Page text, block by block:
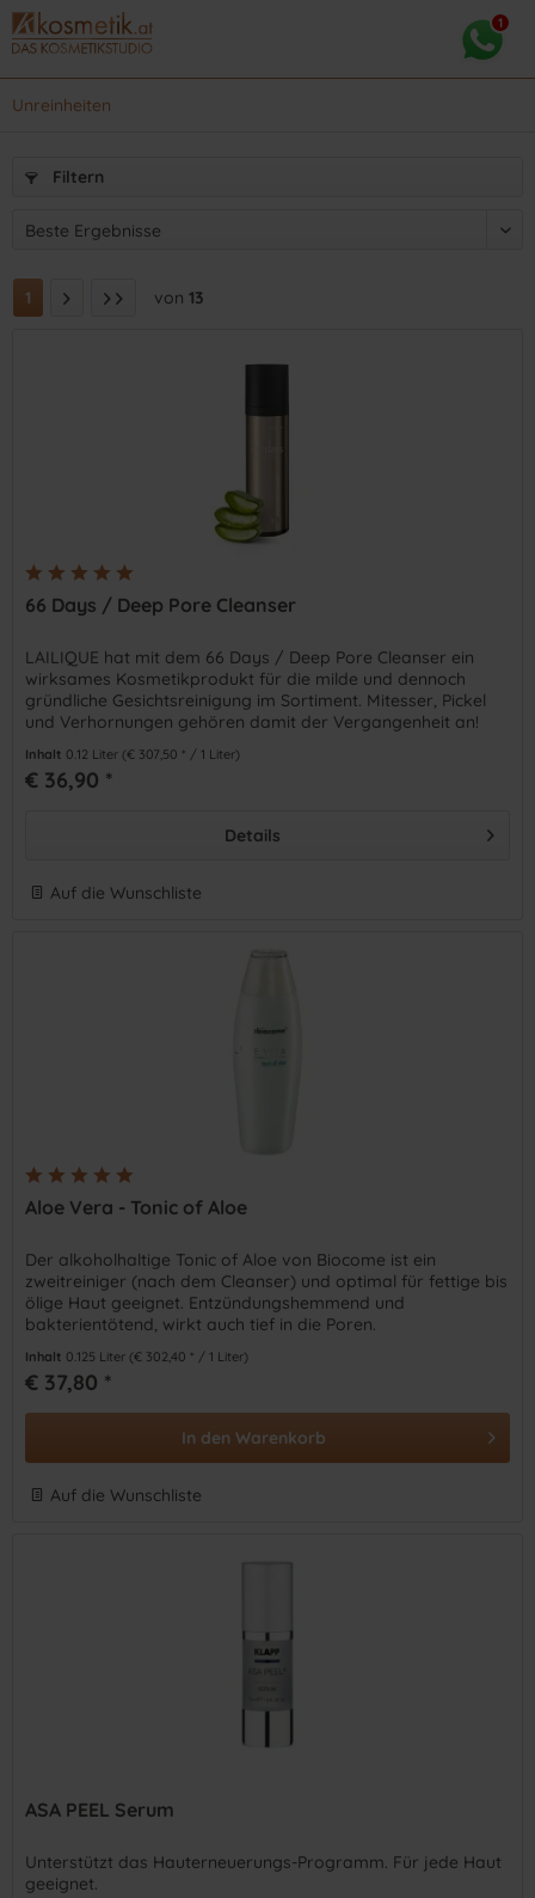
Unreinheiten
Filtern
1 von 13
66 Days / Deep Pore Cleanser
LAILIQUE hat mit dem 66 Days / Deep Pore Cleanser ein
wirksames Kosmetikprodukt für die milde und dennoch
gründliche Gesichtsreinigung im Sortiment. Mitesser, Pickel
und Verhornungen gehören damit der Vergangenheit an!
Inhalt 0.12 Liter (€ 307,50 * / 1 Liter)
€ 36,90 *
Details
Auf die Wunschliste
Aloe Vera - Tonic of Aloe
Der alkoholhaltige Tonic of Aloe von Biocome ist ein
zweitreiniger (nach dem Cleanser) und optimal für fettige bis
ölige Haut geeignet. Entzündungshemmend und
bakterientötend, wirkt auch tief in die Poren.
Inhalt 0.125 Liter (€ 302,40 * / 1 Liter)
€ 37,80 *
In den Warenkorb
Auf die Wunschliste
ASA PEEL Serum
Unterstützt das Hauterneuerungs-Programm. Für jede Haut
geeignet.